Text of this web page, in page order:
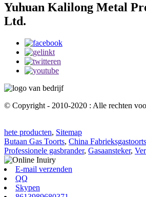
Yuhuan Kalilong Metal
Ltd.
© Copyright - 2010-2020 : Alle rechten
hete producten, Sitemap
Butaan Gas Toorts, China Fabrieksgastoorts
Professionele gasbrander, Gasaansteker,
E-mail verzenden
QQ
Skypen